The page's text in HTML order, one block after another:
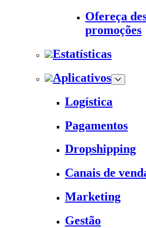
Ofereça
promoções
Estatísticas
Aplicativos
Logística
Pagamentos
Dropshipping
Canais de
Marketing
Gestão